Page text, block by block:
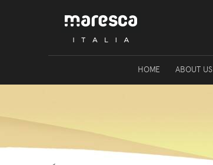
HOME ABOUT US